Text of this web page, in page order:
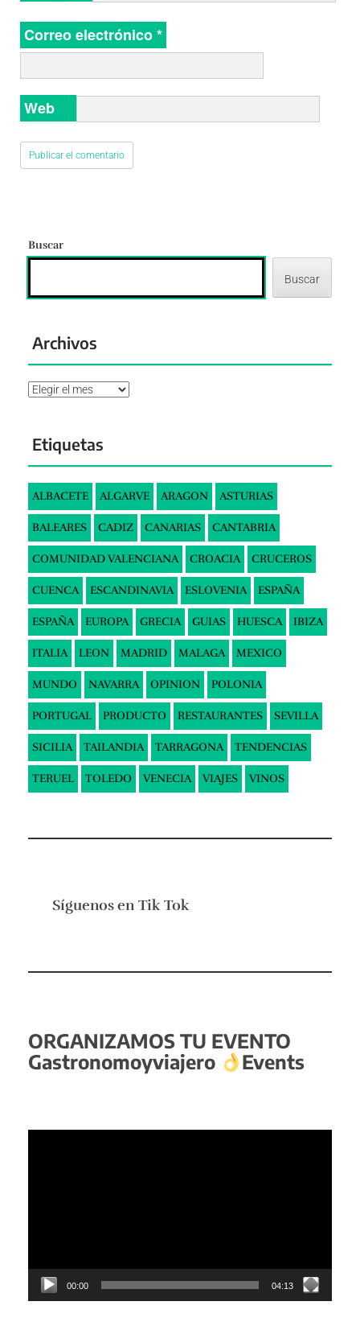
Correo electrónico*
Web
Buscar
Buscar
Archivos
Archivos
Etiquetas
ALBACETE ALGARVE ARAGON ASTURIAS
BALEARES CADIZ CANARIAS CANTABRIA
COMUNIDAD VALENCIANA CROACIA CRUCEROS
CUENCA ESCANDINAVIA ESLOVENIA ESPAÑA
ESPAÑA EUROPA GRECIA GUIAS HUESCA IBIZA
ITALIA LEON MADRID MALAGA MEXICO
MUNDO NAVARRA OPINION POLONIA
PORTUGAL PRODUCTO RESTAURANTES SEVILLA
SICILIA TAILANDIA TARRAGONA TENDENCIAS
TERUEL TOLEDO VENECIA VIAJES VINOS
Síguenos en Tik Tok
ORGANIZAMOS TU EVENTO
Gastronomoyviajero
Events
00:00 04:13